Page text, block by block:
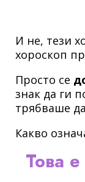
И не, тези
хороскоп
Просто се
знак да ги
трябваше
Какво
Това